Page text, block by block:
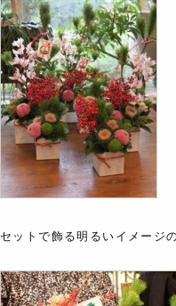
セットで飾る明るいイメージ